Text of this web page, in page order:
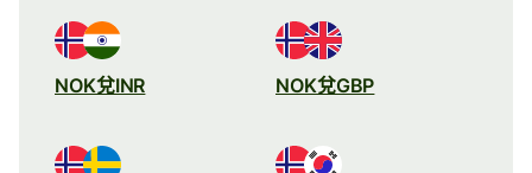
NOK兌INR NOK兌GBP